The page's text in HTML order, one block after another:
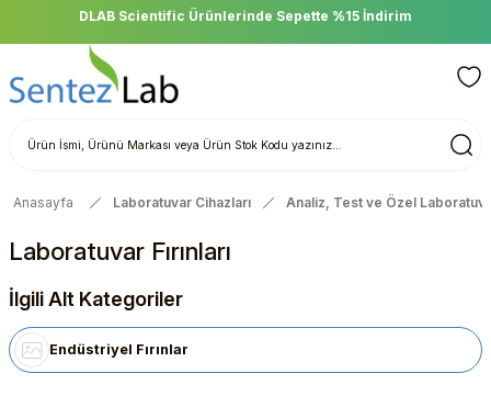
DLAB Scientific Ürünlerinde Sepette %15 İndirim
Anasayfa Laboratuvar Cihazları Analiz, Test ve Özel
Laboratuvar Fırınları
İlgili Alt Kategoriler
Endüstriyel Fırınlar